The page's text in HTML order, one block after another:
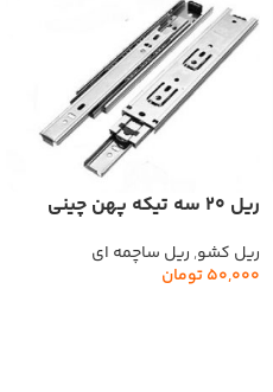
ریل 20 سه تیکه پهن چینی
ریل کشو, ریل ساچمه ای
50,000تومان